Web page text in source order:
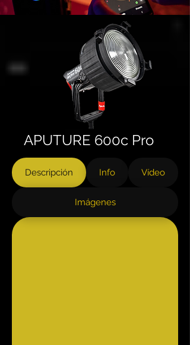
APUTURE 600c Pro
Descripción Info Vídeo
Imágenes